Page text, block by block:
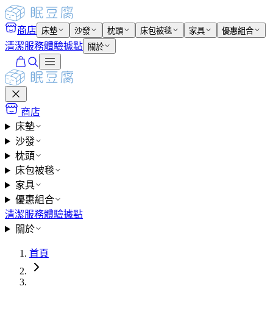
商店 床墊 沙發 枕頭 床包被毯 家具 優惠組合
清潔服務體驗據點 關於
商店
床墊
沙發
枕頭
床包被毯
家具
優惠組合
清潔服務體驗據點
關於
首頁